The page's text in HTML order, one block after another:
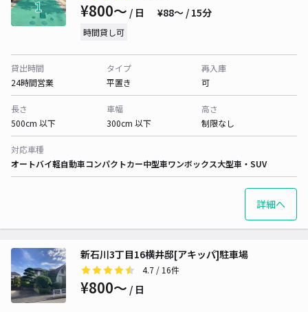
¥800〜 / 日 ¥88〜 / 15分
時間貸し可
貸出時間
24時間営業
タイプ
平置き
再入庫
可
長さ
500cm 以下
車幅
300cm 以下
高さ
制限なし
対応車種
オートバイ軽自動車コンパクトカー中型車ワンボックス大型車・SUV
詳細へ
新石川3丁目16横井邸[アキッパ]駐車場
4.7 / 16件
¥800〜 / 日